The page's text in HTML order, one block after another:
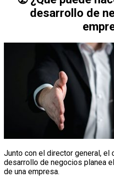
desarrollo de
Junto con el director general, el
desarrollo de negocios planea
de una empresa.